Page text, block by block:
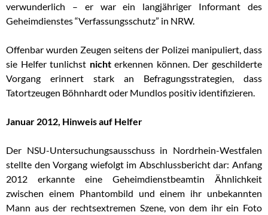
verwunderlich – er war ein langjähriger Informant des
Geheimdienstes “Verfassungsschutz” in NRW.
Offenbar wurden Zeugen seitens der Polizei manipuliert, dass
sie Helfer tunlichst nichterkennen können. Der geschilderte
Vorgang erinnert stark an Befragungsstrategien, dass
Tatortzeugen Böhnhardt oder Mundlos positiv identifizieren.
Januar 2012, Hinweis auf Helfer
Der NSU-Untersuchungsausschuss in Nordrhein-Westfalen
stellte den Vorgang wiefolgt im Abschlussbericht dar: Anfang
2012 erkannte eine Geheimdienstbeamtin Ähnlichkeit
zwischen einem Phantombild und einem ihr unbekannten
Mann aus der rechtsextremen Szene, von dem ihr ein Foto